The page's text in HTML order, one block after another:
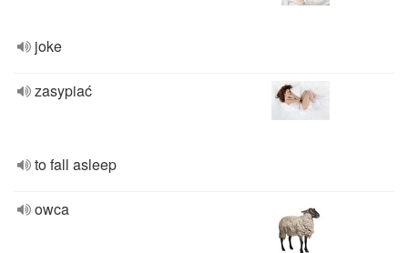
joke
zasypiać
to fall asleep
owca